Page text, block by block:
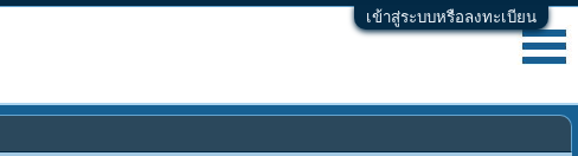
เข้าสู่ระบบหรือลงทะเบียน